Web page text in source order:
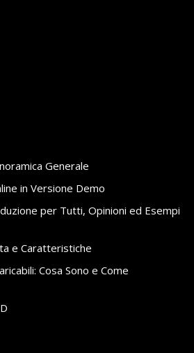
Generale
in Versione Demo
per Tutti, Opinioni ed Esempi
e Caratteristiche
Cosa Sono e Come